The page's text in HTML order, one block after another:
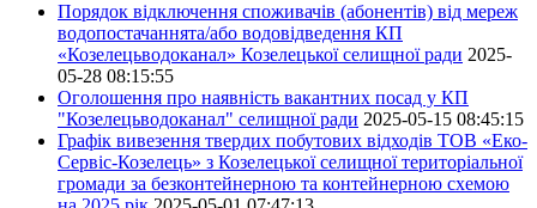
Порядок відключення споживачів (абонентів) від мереж
водопостачаннята/або водовідведення КП
«Козелецьводоканал» Козелецької селищної ради 2025-
05-28 08:15:55
Оголошення про наявність вакантних посад у КП
"Козелецьводоканал" селищної ради 2025-05-15 08:45:15
Графік вивезення твердих побутових відходів ТОВ «Еко-
Сервіс-Козелець» з Козелецької селищної територіальної
громади за безконтейнерною та контейнерною схемою